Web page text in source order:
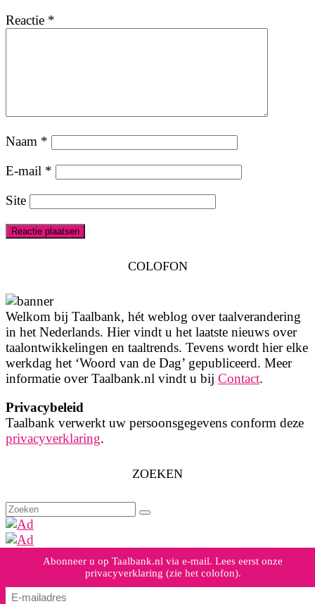
Reactie *
Naam *
E-mail *
Site
COLOFON
Welkom bij Taalbank, hét weblog over taalverandering
in het Nederlands. Hier vindt u het laatste nieuws over
taalontwikkelingen en taaltrends. Tevens wordt hier elke
werkdag het ‘Woord van de Dag’ gepubliceerd. Meer
informatie over Taalbank.nl vindt u bij Contact.
Privacybeleid
Taalbank verwerkt uw persoonsgegevens conform deze
privacyverklaring.
ZOEKEN
Zoeken
naar:
Abonneer u op Taalbank.nl via e-mail. Lees eerst onze
privacyverklaring (zie het colofon).